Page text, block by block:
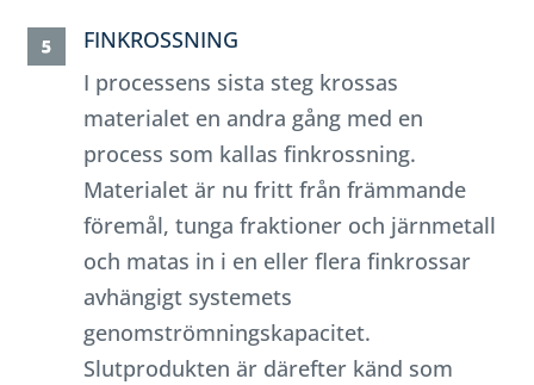
FINKROSSNING
I processens sista steg krossas
materialet en andra gång med en
process som kallas finkrossning.
Materialet är nu fritt från främmande
föremål, tunga fraktioner och järnmetall
och matas in i en eller flera finkrossar
avhängigt systemets
genomströmningskapacitet.
Slutprodukten är därefter känd som